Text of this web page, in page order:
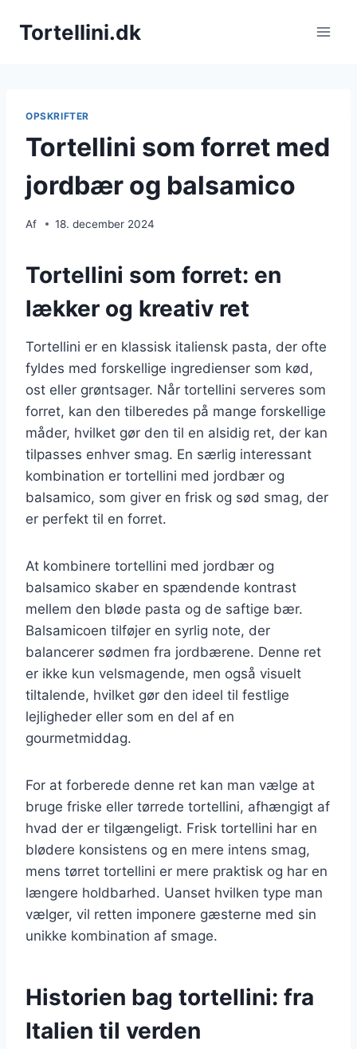
Tortellini.dk
OPSKRIFTER
Tortellini som forret med
jordbær og balsamico
Af 18. december 2024
Tortellini som forret: en
lækker og kreativ ret
Tortellini er en klassisk italiensk pasta, der ofte
fyldes med forskellige ingredienser som kød,
ost eller grøntsager. Når tortellini serveres som
forret, kan den tilberedes på mange forskellige
måder, hvilket gør den til en alsidig ret, der kan
tilpasses enhver smag. En særlig interessant
kombination er tortellini med jordbær og
balsamico, som giver en frisk og sød smag, der
er perfekt til en forret.
At kombinere tortellini med jordbær og
balsamico skaber en spændende kontrast
mellem den bløde pasta og de saftige bær.
Balsamicoen tilføjer en syrlig note, der
balancerer sødmen fra jordbærene. Denne ret
er ikke kun velsmagende, men også visuelt
tiltalende, hvilket gør den ideel til festlige
lejligheder eller som en del af en
gourmetmiddag.
For at forberede denne ret kan man vælge at
bruge friske eller tørrede tortellini, afhængigt af
hvad der er tilgængeligt. Frisk tortellini har en
blødere konsistens og en mere intens smag,
mens tørret tortellini er mere praktisk og har en
længere holdbarhed. Uanset hvilken type man
vælger, vil retten imponere gæsterne med sin
unikke kombination af smage.
Historien bag tortellini: fra
Italien til verden